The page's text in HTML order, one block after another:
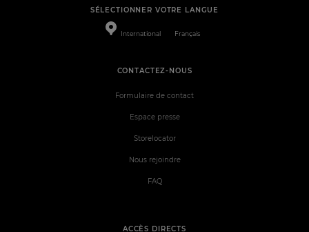
SÉLECTIONNER VOTRE LANGUE
International Français
ACCÈS DIRECTS
CONTACTEZ-NOUS
Formulaire de contact
Espace presse
Storelocator
Nous rejoindre
FAQ